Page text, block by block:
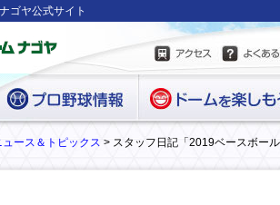
ゴヤ公式サイト
ュース＆トピックス > スタッフ日記「2019ベースボール